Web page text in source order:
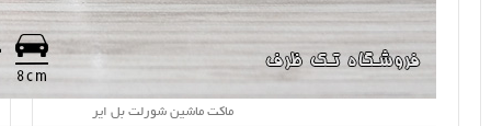
ماکت ماشین شورلت بل ایر